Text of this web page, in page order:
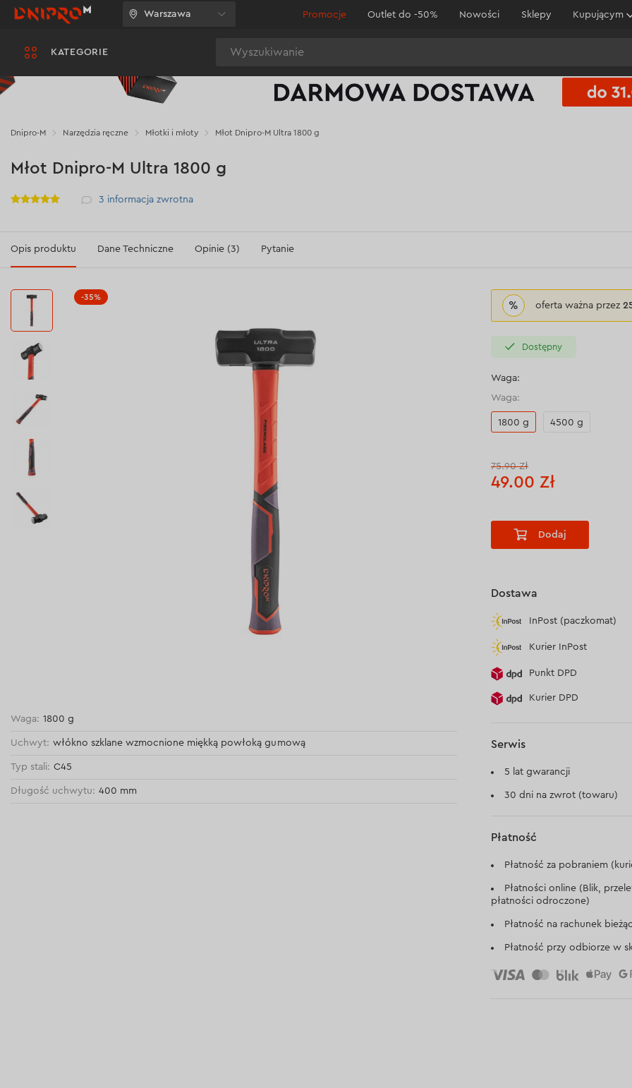
KATEGORIE
Warszawa Promocje Outlet do -50% Nowości Sklepy Kupującym
Dnipro-M Narzędzia ręczne Młotki i młoty Młot Dnipro-M Ultra 1800 g
Młot Dnipro-M Ultra 1800 g
Рейтинг 3 informacja zwrotna
Opis produktu Dane Techniczne Opinie (3) Pytanie
-35%
Waga: 1800 g
Uchwyt: włókno szklane wzmocnione miękką powłoką gumową
Typ stali: C45
Długość uchwytu: 400 mm
% oferta ważna przez
Dostępny
Waga:
Waga:
1800 g 4500 g
49.00 Zł
75.90 Zł
Dodaj
Dostawa
InPost (paczkomat)
Kurier InPost
Punkt DPD
Kurier DPD
Serwis
5 lat gwarancji
30 dni na zwrot (towaru)
Płatność
Płatność za pobraniem
Płatności online (Blik,
płatności odroczone)
Płatność na rachunek
Płatność przy odbiorze w